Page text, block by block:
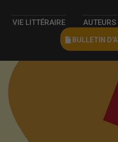
VIE LITTÉRAIRE AUTEURS
BULLETIN